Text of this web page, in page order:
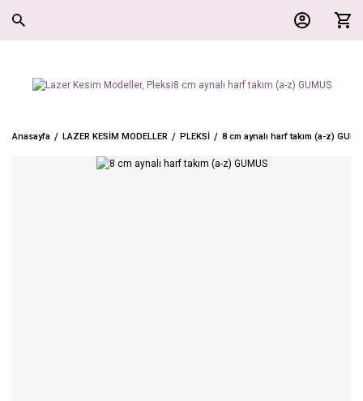
Anasayfa LAZER KESİM MODELLER PLEKSİ 8 cm aynalı harf takım (a-z)